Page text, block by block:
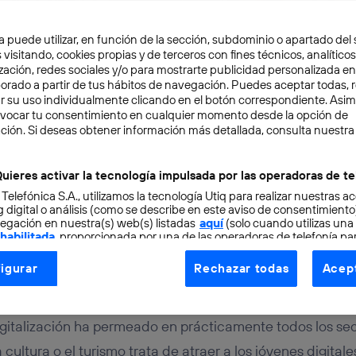
3 min
virtual con 20.000
ha permeado en prácticamente todos los
o el turismo trata de atraer a los jóvenes
puede utilizar, en función de la sección, subdominio o apartado del
visitando, cookies propias y de terceros con fines técnicos,
redes sociales y/o para mostrarte publicidad personalizada
a partir de tus hábitos de navegación. Puedes aceptar todas,
su uso individualmente clicando en el botón correspondiente.
tu consentimiento en cualquier momento desde la opción de
Si deseas obtener información más detallada, consulta nuestra
activar la tecnología impulsada por las operadoras de
S.A., utilizamos la tecnología Utiq para realizar nuestras
digital o análisis (como se describe en este aviso de
en nuestra(s) web(s) listadas aquí(solo cuando utilizas una
, proporcionada por una de las operadoras de telefonía
consentimiento en cada página web).
Utiq está diseñada con la privacidad como prioridad
tu dirección IP y otra información de la cuenta de cliente de
la conexión que utilizas (p. ej., número de teléfono móvil).
Rechazar todas